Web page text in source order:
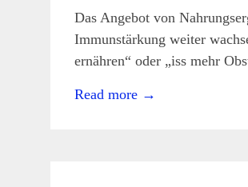
admin
Symptome
gesund
bleiben,
Magen-
Infekte
Das Angebot von
Immunstärkung weiter
ernähren“ oder „iss mehr
Read more →